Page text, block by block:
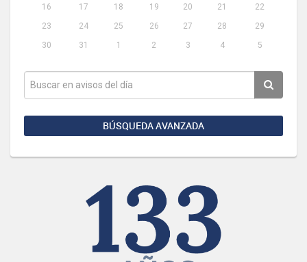
16
17 18 19 20 21
22
23
24 25 26 27 28
29
30
31 1 2 3 4 5
BÚSQUEDA AVANZADA